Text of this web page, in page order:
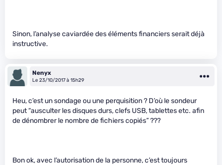
Sinon, l’analyse caviardée des éléments financiers serait déjà
instructive.
Nenyx
Le 23/10/2017 à 15h29
Heu, c’est un sondage ou une perquisition ? D’où le sondeur
peut “ausculter les disques durs, clefs USB, tablettes etc. afin
de dénombrer le nombre de fichiers copiés” ???
Bon ok, avec l’autorisation de la personne, c’est toujours